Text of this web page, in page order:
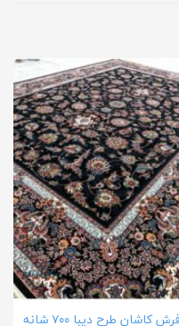
فرش کاشان طرح دیبا ۷۰۰ شانه